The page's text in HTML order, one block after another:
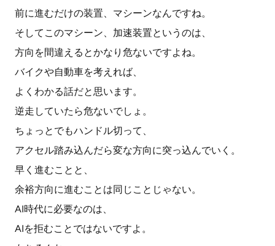
前に進むだけの装置、マシーンなんですね。
そしてこのマシーン、加速装置というのは、
方向を間違えるとかなり危ないですよね。
バイクや自動車を考えれば、
よくわかる話だと思います。
逆走していたら危ないでしょ。
ちょっとでもハンドル切って、
アクセル踏み込んだら変な方向に突っ込んでいく。
早く進むことと、
余裕方向に進むことは同じことじゃない。
AI時代に必要なのは、
AIを拒むことではないですよ。